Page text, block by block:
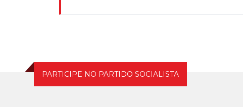
PARTICIPE NO PARTIDO SOCIALISTA